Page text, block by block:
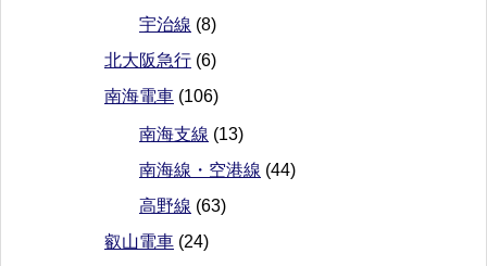
宇治線 (8)
北大阪急行 (6)
南海電車 (106)
南海支線 (13)
南海線・空港線 (44)
高野線 (63)
叡山電車 (24)